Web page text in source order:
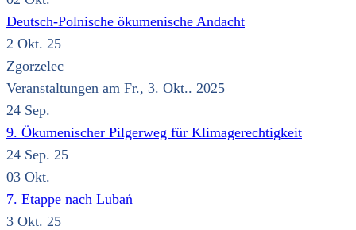
Deutsch-Polnische ökumenische Andacht
2 Okt. 25
Zgorzelec
Veranstaltungen am Fr., 3. Okt.. 2025
24 Sep.
9. Ökumenischer Pilgerweg für Klimagerechtigkeit
24 Sep. 25
03 Okt.
7. Etappe nach Lubań
3 Okt. 25